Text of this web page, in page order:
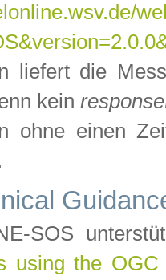
liefert die
kein
ohne einen
SOS
using the